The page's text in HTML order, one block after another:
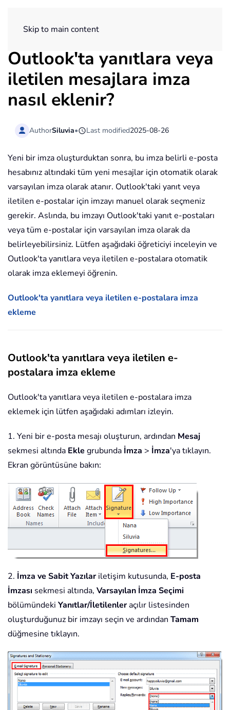
Skip to main content
Outlook'ta yanıtlara veya
iletilen mesajlara imza
nasıl eklenir?
AuthorSiluvia• Last modified2025-08-26
Yeni bir imza oluşturduktan sonra, bu imza belirli e-posta
hesabınız altındaki tüm yeni mesajlar için otomatik olarak
varsayılan imza olarak atanır. Outlook'taki yanıt veya
iletilen e-postalar için imzayı manuel olarak seçmeniz
gerekir. Aslında, bu imzayı Outlook'taki yanıt e-postaları
veya tüm e-postalar için varsayılan imza olarak da
belirleyebilirsiniz. Lütfen aşağıdaki öğreticiyi inceleyin ve
Outlook'ta yanıtlara veya iletilen e-postalara otomatik
olarak imza eklemeyi öğrenin.
Outlook'ta yanıtlara veya iletilen e-postalara imza
ekleme
Outlook'ta yanıtlara veya iletilen e-
postalara imza ekleme
Outlook'ta yanıtlara veya iletilen e-postalara imza
eklemek için lütfen aşağıdaki adımları izleyin.
1. Yeni bir e-posta mesajı oluşturun, ardından Mesaj
sekmesi altında Ekle grubunda İmza > İmza'ya tıklayın.
Ekran görüntüsüne bakın:
2. İmza ve Sabit Yazılariletişim kutusunda, E-posta
İmzası sekmesi altında, Varsayılan İmza Seçimi
bölümündeki Yanıtlar/İletilenleraçılır listesinden
oluşturduğunuz bir imzayı seçin ve ardından Tamam
düğmesine tıklayın.